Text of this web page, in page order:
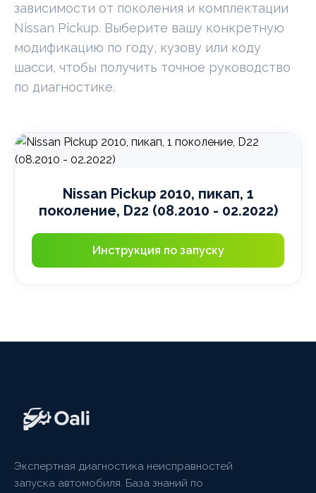
зависимости от поколения и комплектации
Nissan Pickup. Выберите вашу конкретную
модификацию по году, кузову или коду
шасси, чтобы получить точное руководство
по диагностике.
Nissan Pickup 2010, пикап, 1
поколение, D22 (08.2010 - 02.2022)
Инструкция по запуску
Экспертная диагностика неисправностей
запуска автомобиля. База знаний по